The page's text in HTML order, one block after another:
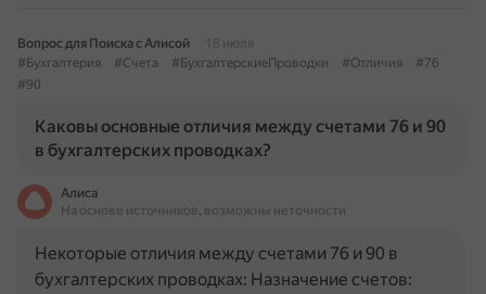
Вопрос для Поиска с Алисой
18 июля
#Бухгалтерия
#Счета #БухгалтерскиеПроводки #Отличия
#76
#90
Каковы основные отличия между счетами 76 и 90
в бухгалтерских проводках?
Алиса
На основе источников, возможны неточности
Некоторые отличия между счетами 76 и 90 в
бухгалтерских проводках: Назначение счетов: